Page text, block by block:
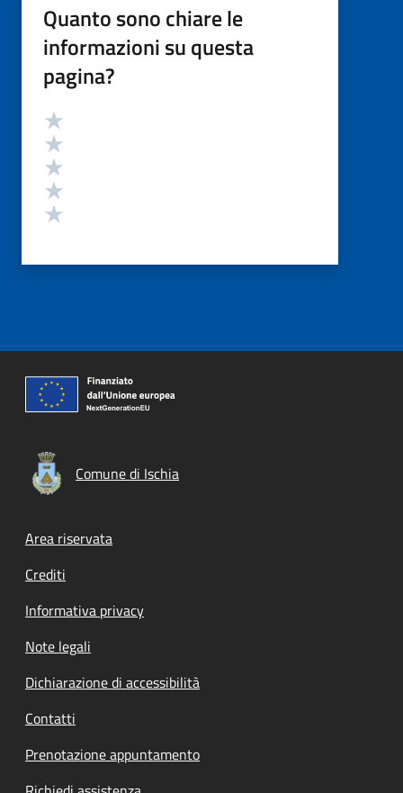
Quanto sono chiare le
informazioni su questa
pagina?
Valutazione
Comune di Ischia
Footer menu
Area riservata
Crediti
Informativa privacy
Note legali
Dichiarazione di accessibilità
Contatti
Prenotazione appuntamento